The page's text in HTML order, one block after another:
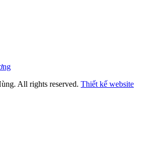
All rights reserved. Thiết kế website